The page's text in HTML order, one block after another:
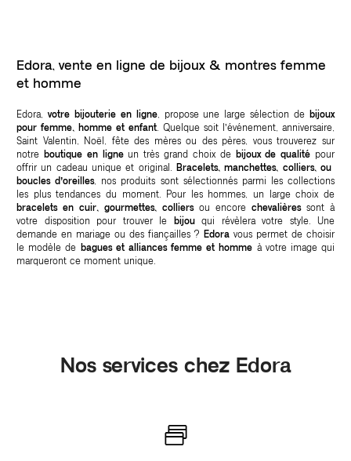
Edora, vente en ligne de bijoux & montres femme
et homme
Edora, votre bijouterie en ligne, propose une large sélection de bijoux
pour femme, homme et enfant. Quelque soit l’événement, anniversaire,
Saint Valentin, Noël, fête des mères ou des pères, vous trouverez sur
notre boutique en ligneun très grand choix de bijoux de qualité pour
offrir un cadeau unique et original. Bracelets, manchettes, colliers, ou
boucles d’oreilles, nos produits sont sélectionnés parmi les collections
les plus tendances du moment. Pour les hommes, un large choix de
bracelets en cuir, gourmettes, colliersou encore chevalièressont à
votre disposition pour trouver le
bijouqui révèlera votre style. Une
demande en mariage ou des fiançailles ? Edora vous permet de choisir
le modèle de bagues et alliances femme et homme à votre image qui
marqueront ce moment unique.
Nos services chez Edora